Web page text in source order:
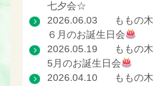
七夕会☆
2026.06.03
ももの木
６月のお誕生日会
2026.05.19
ももの木
5月のお誕生日会
2026.04.10
ももの木